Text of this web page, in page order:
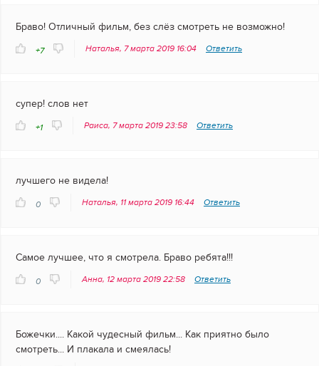
Браво! Отличный фильм, без слёз смотреть не возможно!
+7 Наталья, 7 марта 2019 16:04 Ответить
супер! слов нет
+1 Раиса, 7 марта 2019 23:58 Ответить
лучшего не видела!
0 Наталья, 11 марта 2019 16:44 Ответить
Самое лучшее, что я смотрела. Браво ребята!!!
0 Анна, 12 марта 2019 22:58 Ответить
Божечки.... Какой чудесный фильм... Как приятно было
смотреть... И плакала и смеялась!